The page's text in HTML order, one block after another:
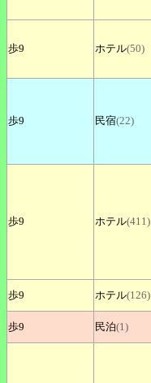
歩9 ホテル(50)
歩9 民宿(22)
歩9 ホテル(411)
歩9 ホテル(126)
歩9 民泊(1)